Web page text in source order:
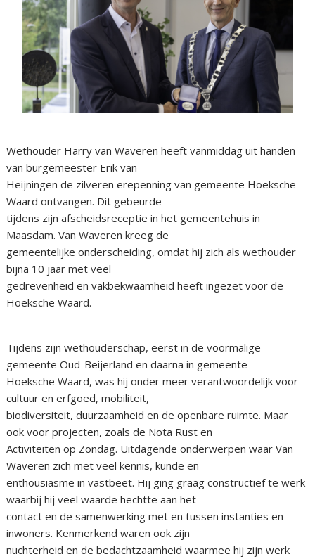
Wethouder Harry van Waveren heeft vanmiddag uit handen
van burgemeester Erik van
Heijningen de zilveren erepenning van gemeente Hoeksche
Waard ontvangen. Dit gebeurde
tijdens zijn afscheidsreceptie in het gemeentehuis in
Maasdam. Van Waveren kreeg de
gemeentelijke onderscheiding, omdat hij zich als wethouder
bijna 10 jaar met veel
gedrevenheid en vakbekwaamheid heeft ingezet voor de
Hoeksche Waard.
Tijdens zijn wethouderschap, eerst in de voormalige
gemeente Oud-Beijerland en daarna in gemeente
Hoeksche Waard, was hij onder meer verantwoordelijk voor
cultuur en erfgoed, mobiliteit,
biodiversiteit, duurzaamheid en de openbare ruimte. Maar
ook voor projecten, zoals de Nota Rust en
Activiteiten op Zondag. Uitdagende onderwerpen waar Van
Waveren zich met veel kennis, kunde en
enthousiasme in vastbeet. Hij ging graag constructief te werk
waarbij hij veel waarde hechtte aan het
contact en de samenwerking met en tussen instanties en
inwoners. Kenmerkend waren ook zijn
nuchterheid en de bedachtzaamheid waarmee hij zijn werk